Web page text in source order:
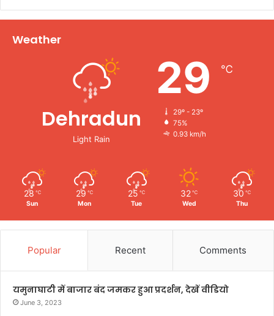
Weather
Dehradun
Light Rain
29 ℃
29º - 23º
75%
0.93 km/h
28 ℃
Sun
29 ℃
Mon
25 ℃
Tue
32 ℃
Wed
30 ℃
Thu
Popular Recent Comments
यमुनाघाटी में बाजार बंद जमकर हुआ प्रदर्शन, देखें वीडियो
June 3, 2023